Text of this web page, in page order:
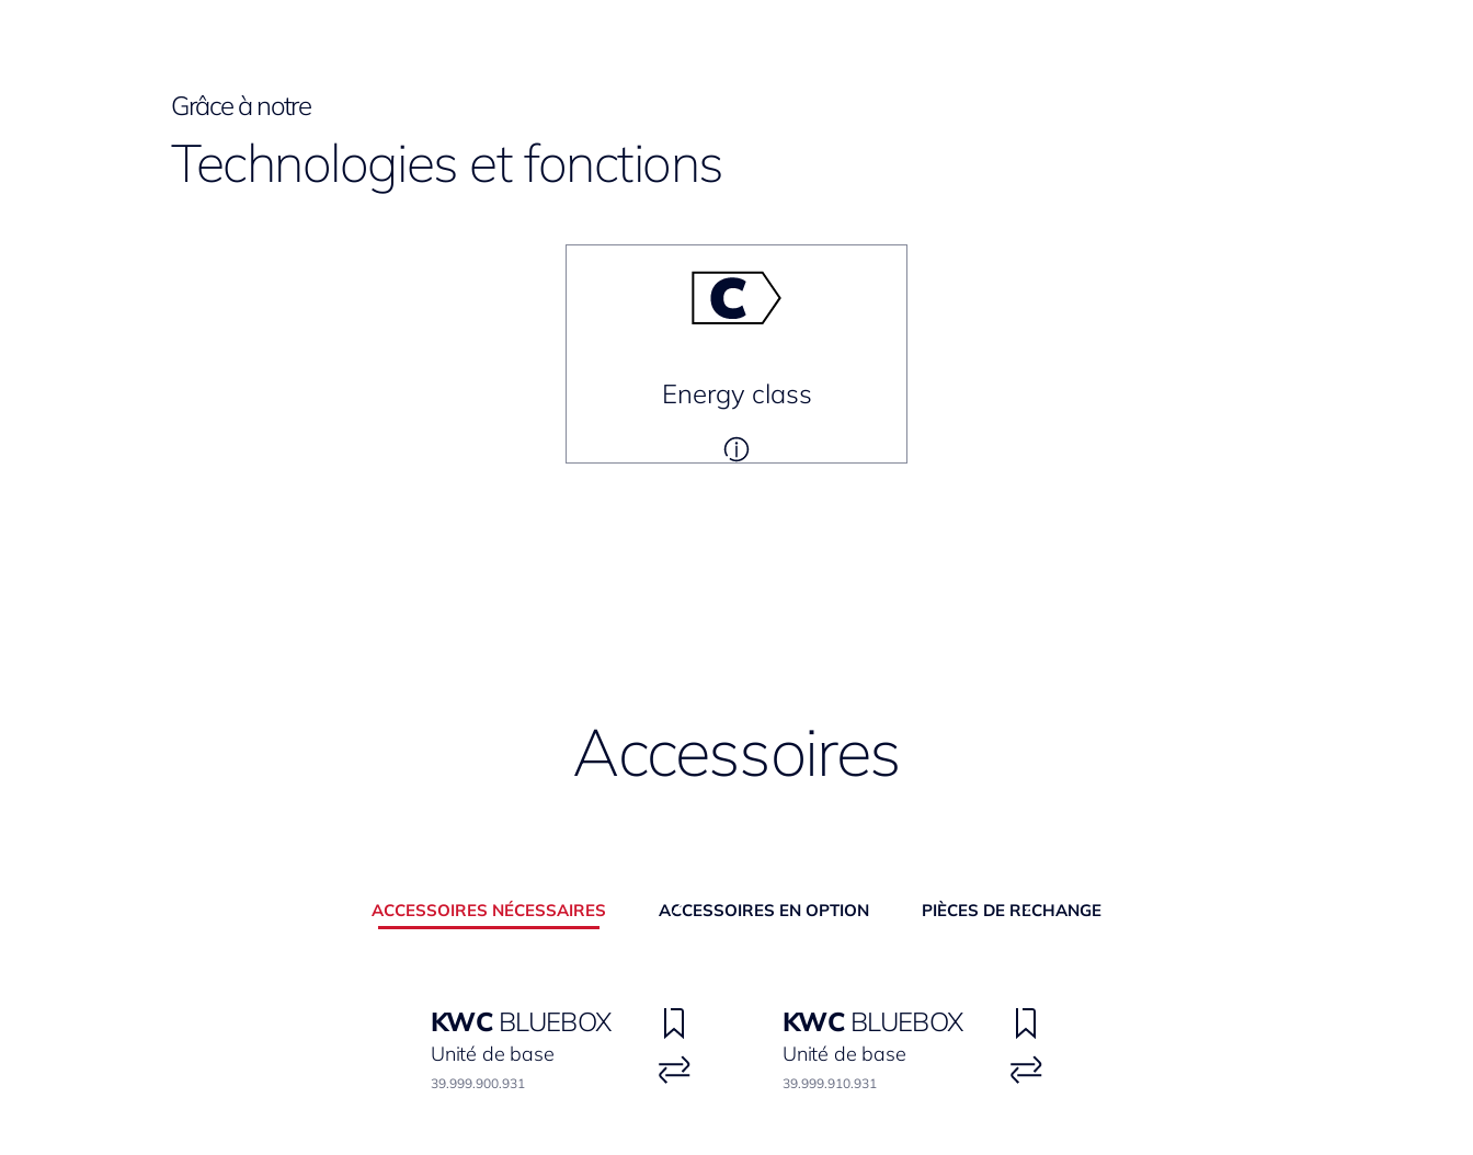
Grâce à notre
Technologies et fonctions
Energy class
Accessoires
ACCESSOIRES NÉCESSAIRES ACCESSOIRES EN OPTION PIÈCES DE RECHANGE
KWC BLUEBOX
Unité de base
39.999.900.931
KWC BLUEBOX
Unité de base
39.999.910.931